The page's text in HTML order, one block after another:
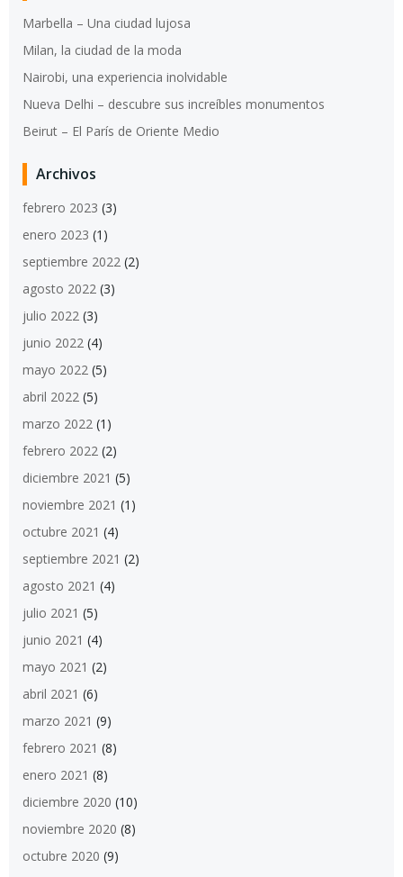
Marbella – Una ciudad lujosa
Milan, la ciudad de la moda
Nairobi, una experiencia inolvidable
Nueva Delhi – descubre sus increíbles monumentos
Beirut – El París de Oriente Medio
Archivos
febrero 2023 (3)
enero 2023 (1)
septiembre 2022 (2)
agosto 2022 (3)
julio 2022 (3)
junio 2022 (4)
mayo 2022 (5)
abril 2022 (5)
marzo 2022 (1)
febrero 2022 (2)
diciembre 2021 (5)
noviembre 2021 (1)
octubre 2021 (4)
septiembre 2021 (2)
agosto 2021 (4)
julio 2021 (5)
junio 2021 (4)
mayo 2021 (2)
abril 2021 (6)
marzo 2021 (9)
febrero 2021 (8)
enero 2021 (8)
diciembre 2020 (10)
noviembre 2020 (8)
octubre 2020 (9)